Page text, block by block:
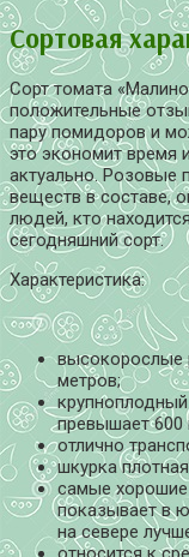
Сортовая
Сорт томата
положительные
пару помидоров и
это экономит время
актуально.
веществ в составе,
людей, кто
сегодняшний сорт.
Характеристика:
высокорослые
метров;
превышает 600
отлично
шкурка
самые хорошие
показывает в
на севере